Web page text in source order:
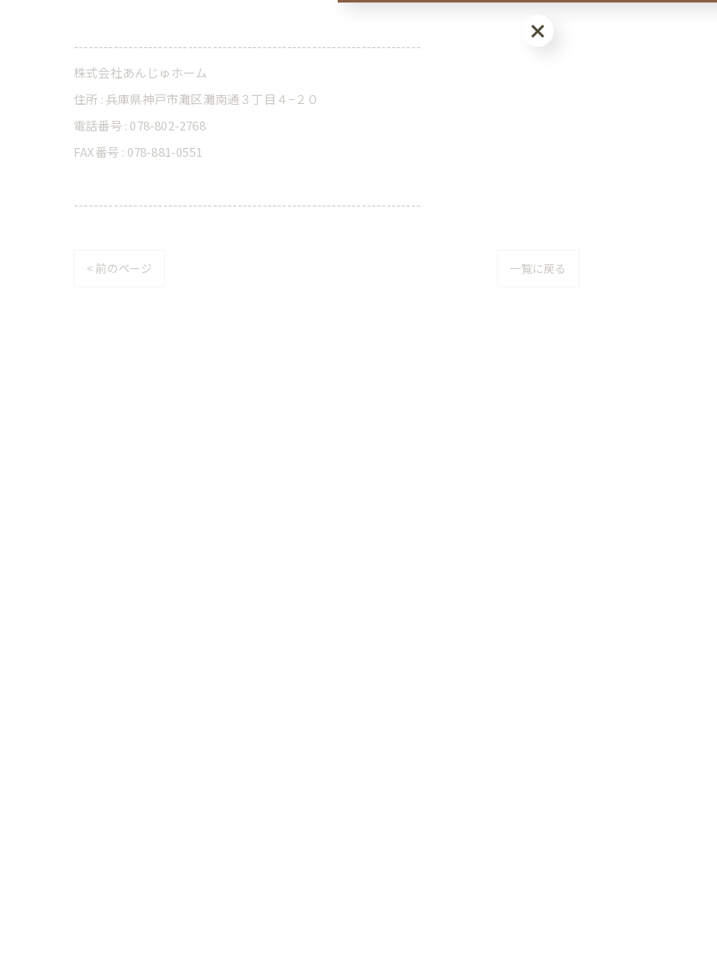
----------------------------------------------------------------------
株式会社あんじゅホーム
住所 : 兵庫県神戸市灘区灘南通３丁目４−２０
電話番号 : 078-802-2768
FAX番号 : 078-881-0551
----------------------------------------------------------------------
< 前のページ 一覧に戻る
お問い合わせはこちら